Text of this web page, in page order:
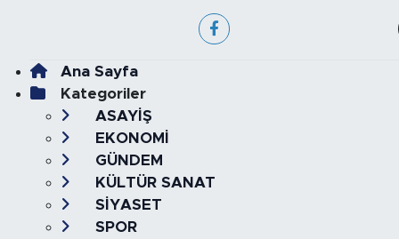
Ana Sayfa
Kategoriler
ASAYİŞ
EKONOMİ
GÜNDEM
KÜLTÜR SANAT
SİYASET
SPOR